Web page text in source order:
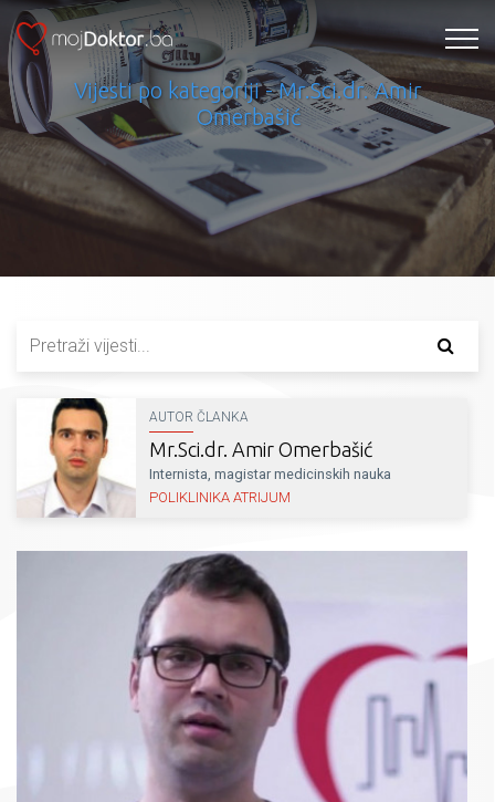
Vijesti po kategoriji - Mr.Sci.dr. Amir
Omerbašić
AUTOR ČLANKA
Mr.Sci.dr. Amir Omerbašić
Internista, magistar medicinskih nauka
POLIKLINIKA ATRIJUM